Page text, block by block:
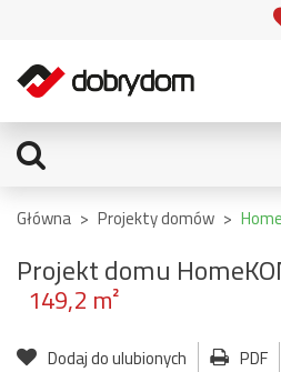
Główna > Projekty domów >
Projekt domu
149,2 m²
Dodaj do ulubionych PDF